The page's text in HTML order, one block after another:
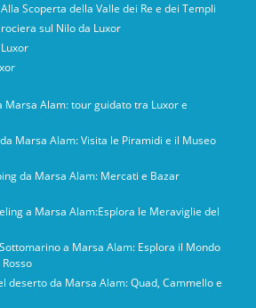
Scoperta della Valle dei Re e dei Templi
sul Nilo da Luxor
Marsa Alam: tour guidato tra Luxor e
Marsa Alam: Visita le Piramidi e il Museo
da Marsa Alam: Mercati e Bazar
a Marsa Alam:Esplora le Meraviglie del
a Marsa Alam: Esplora il Mondo
deserto da Marsa Alam: Quad, Cammello e